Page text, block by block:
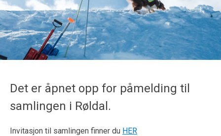
Det er åpnet opp for påmelding til
samlingen i Røldal.
Invitasjon til samlingen finner du HER